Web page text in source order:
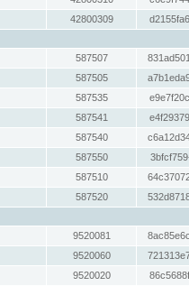
42800309
587507
587505
587535
587541
587540
587550
587510
587520
9520081
9520060
9520020